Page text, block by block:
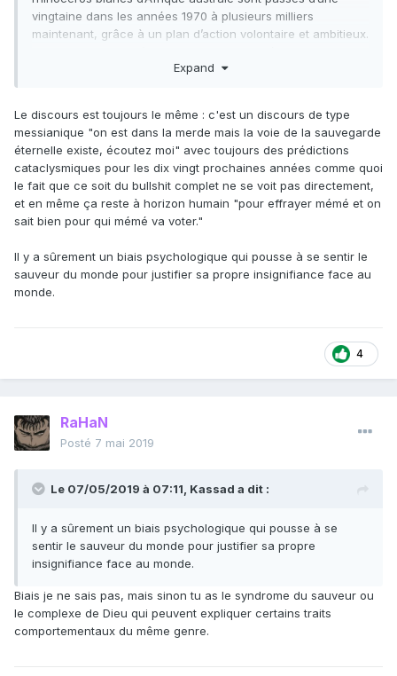
vingtaine dans les années 1970 à plusieurs milliers
maintenant, grâce à un plan d’action volontaire et ambitieux.
Expand
Le discours est toujours le même : c'est un discours de type
messianique "on est dans la merde mais la voie de la sauvegarde
éternelle existe, écoutez moi" avec toujours des prédictions
cataclysmiques pour les dix vingt prochaines années comme quoi
le fait que ce soit du bullshit complet ne se voit pas directement,
et en même ça reste à horizon humain "pour effrayer mémé et on
sait bien pour qui mémé va voter."
Il y a sûrement un biais psychologique qui pousse à se sentir le
sauveur du monde pour justifier sa propre insignifiance face au
monde.
4
RaHaN
Posté 7 mai 2019
Le 07/05/2019 à 07:11, Kassad a dit :
Il y a sûrement un biais psychologique qui pousse à se
sentir le sauveur du monde pour justifier sa propre
insignifiance face au monde.
Biais je ne sais pas, mais sinon tu as le syndrome du sauveur ou
le complexe de Dieu qui peuvent expliquer certains traits
comportementaux du même genre.